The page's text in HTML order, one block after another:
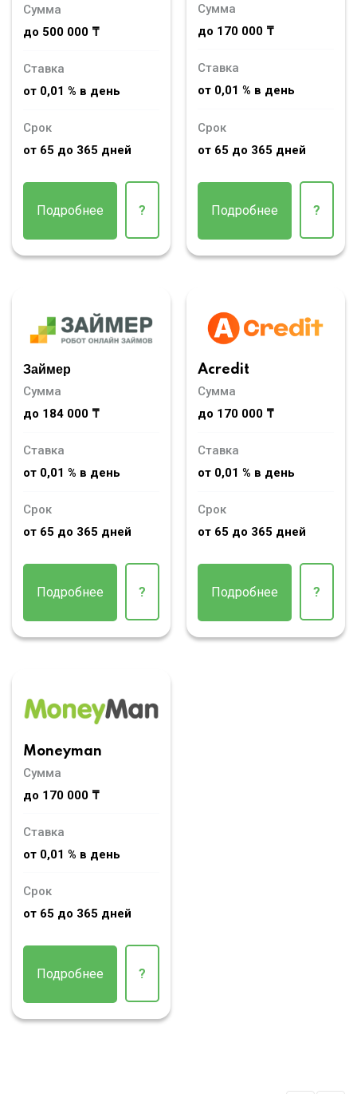
Сумма
до 500 000 ₸
Ставка
от 0,01 % в день
Срок
от 65 до 365 дней
Подробнее ?
Сумма
до 170 000 ₸
Ставка
от 0,01 % в день
Срок
от 65 до 365 дней
Подробнее ?
Займер
Сумма
до 184 000 ₸
Ставка
от 0,01 % в день
Срок
от 65 до 365 дней
Подробнее ?
Acredit
Сумма
до 170 000 ₸
Ставка
от 0,01 % в день
Срок
от 65 до 365 дней
Подробнее ?
Moneyman
Сумма
до 170 000 ₸
Ставка
от 0,01 % в день
Срок
от 65 до 365 дней
Подробнее ?